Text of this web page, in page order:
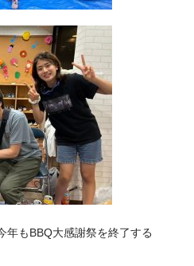
年もBBQ大感謝祭を終了する